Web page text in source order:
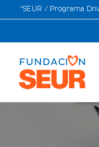
Saltar
al
“SEUR / Programa